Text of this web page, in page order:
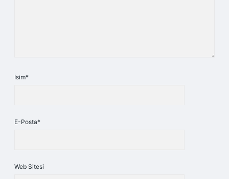
İsim*
E-Posta*
Web Sitesi